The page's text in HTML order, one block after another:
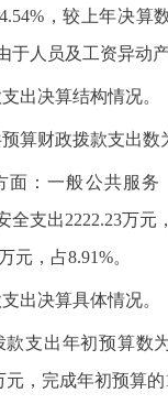
，较上年决算
于人员及工资异动产
出决算结构情况。
算财政拨款支出数
面：一般公共服务
全支出2222.23万元
元，占8.91%。
出决算具体情况。
款支出年初预算数
，完成年初预算的